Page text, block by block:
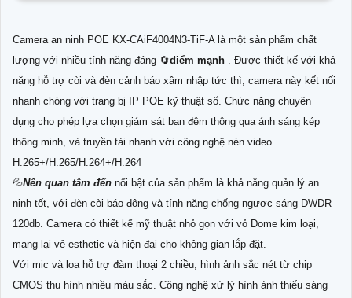
Camera an ninh POE KX-CAiF4004N3-TiF-A là một sản phẩm chất
lượng với nhiều tính năng đáng 🔄điểm mạnh . Được thiết kế với khả
năng hỗ trợ còi và đèn cảnh báo xâm nhập tức thì, camera này kết nối
nhanh chóng với trang bị IP POE kỹ thuật số. Chức năng chuyên
dụng cho phép lựa chọn giám sát ban đêm thông qua ánh sáng kép
thông minh, và truyền tải nhanh với công nghệ nén video
H.265+/H.265/H.264+/H.264
💦Nên quan tâm đến nổi bật của sản phẩm là khả năng quản lý an
ninh tốt, với đèn còi báo động và tính năng chống ngược sáng DWDR
120db. Camera có thiết kế mỹ thuật nhỏ gọn với vỏ Dome kim loại,
mang lại vẻ esthetic và hiện đại cho không gian lắp đặt.
Với mic và loa hỗ trợ đàm thoại 2 chiều, hình ảnh sắc nét từ chip
CMOS thu hình nhiều màu sắc. Công nghệ xử lý hình ảnh thiếu sáng